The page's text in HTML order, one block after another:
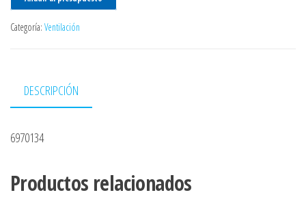
Categoría: Ventilación
DESCRIPCIÓN
6970134
Productos relacionados